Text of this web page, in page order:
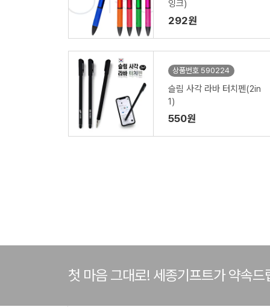
잉크)
292원
상품번호 590224
슬림 사각 라바 터치펜(2in
1)
550원
첫 마음 그대로! 세종기프트가 약속드